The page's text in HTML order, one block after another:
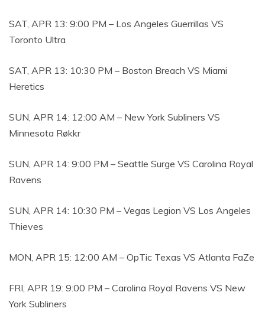
SAT, APR 13: 9:00 PM – Los Angeles Guerrillas VS
Toronto Ultra
SAT, APR 13: 10:30 PM – Boston Breach VS Miami
Heretics
SUN, APR 14: 12:00 AM – New York Subliners VS
Minnesota Røkkr
SUN, APR 14: 9:00 PM – Seattle Surge VS Carolina Royal
Ravens
SUN, APR 14: 10:30 PM – Vegas Legion VS Los Angeles
Thieves
MON, APR 15: 12:00 AM – OpTic Texas VS Atlanta FaZe
FRI, APR 19: 9:00 PM – Carolina Royal Ravens VS New
York Subliners